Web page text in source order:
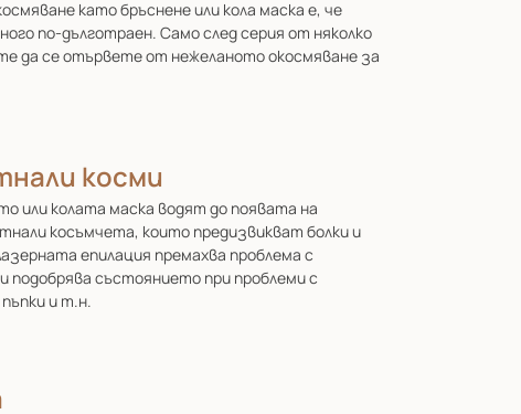
като бръснене или кола маска е, че
по-дълготраен. Само след серия от няколко
да се отървете от нежеланото окосмяване за
косми
или колата маска водят до появата на
косъмчета, които предизвикват болки и
епилация премахва проблема с
подобрява състоянието при проблеми с
и т.н.